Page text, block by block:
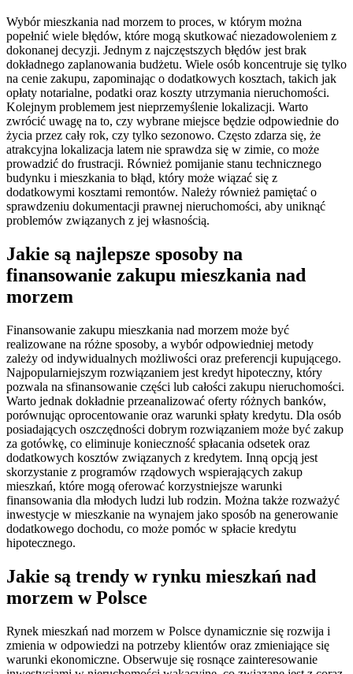
Wybór mieszkania nad morzem to proces, w którym można
popełnić wiele błędów, które mogą skutkować niezadowoleniem z
dokonanej decyzji. Jednym z najczęstszych błędów jest brak
dokładnego zaplanowania budżetu. Wiele osób koncentruje się tylko
na cenie zakupu, zapominając o dodatkowych kosztach, takich jak
opłaty notarialne, podatki oraz koszty utrzymania nieruchomości.
Kolejnym problemem jest nieprzemyślenie lokalizacji. Warto
zwrócić uwagę na to, czy wybrane miejsce będzie odpowiednie do
życia przez cały rok, czy tylko sezonowo. Często zdarza się, że
atrakcyjna lokalizacja latem nie sprawdza się w zimie, co może
prowadzić do frustracji. Również pomijanie stanu technicznego
budynku i mieszkania to błąd, który może wiązać się z
dodatkowymi kosztami remontów. Należy również pamiętać o
sprawdzeniu dokumentacji prawnej nieruchomości, aby uniknąć
problemów związanych z jej własnością.
Jakie są najlepsze sposoby na
finansowanie zakupu mieszkania nad
morzem
Finansowanie zakupu mieszkania nad morzem może być
realizowane na różne sposoby, a wybór odpowiedniej metody
zależy od indywidualnych możliwości oraz preferencji kupującego.
Najpopularniejszym rozwiązaniem jest kredyt hipoteczny, który
pozwala na sfinansowanie części lub całości zakupu nieruchomości.
Warto jednak dokładnie przeanalizować oferty różnych banków,
porównując oprocentowanie oraz warunki spłaty kredytu. Dla osób
posiadających oszczędności dobrym rozwiązaniem może być zakup
za gotówkę, co eliminuje konieczność spłacania odsetek oraz
dodatkowych kosztów związanych z kredytem. Inną opcją jest
skorzystanie z programów rządowych wspierających zakup
mieszkań, które mogą oferować korzystniejsze warunki
finansowania dla młodych ludzi lub rodzin. Można także rozważyć
inwestycje w mieszkanie na wynajem jako sposób na generowanie
dodatkowego dochodu, co może pomóc w spłacie kredytu
hipotecznego.
Jakie są trendy w rynku mieszkań nad
morzem w Polsce
Rynek mieszkań nad morzem w Polsce dynamicznie się rozwija i
zmienia w odpowiedzi na potrzeby klientów oraz zmieniające się
warunki ekonomiczne. Obserwuje się rosnące zainteresowanie